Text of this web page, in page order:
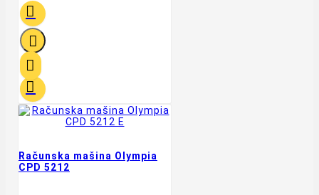




Računska mašina Olympia
CPD 5212